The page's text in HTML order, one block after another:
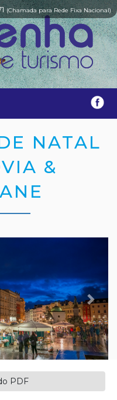
(Chamada para Rede Fixa Nacional)
NATAL
&
PDF